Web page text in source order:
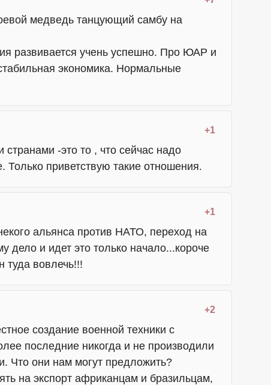
медведь танцующий самбу на
развивается учень успешно. Про ЮАР и
экономика. Нормальные
+1
-это то , что сейчас надо
приветствую такие отношения.
+1
альянса против НАТО, переход на
дело и идет это только начало...короче
туда вовлечь!!!
+2
создание военной техники с
последние никогда и не производили
Что они нам могут предложить?
на экспорт африканцам и бразильцам,